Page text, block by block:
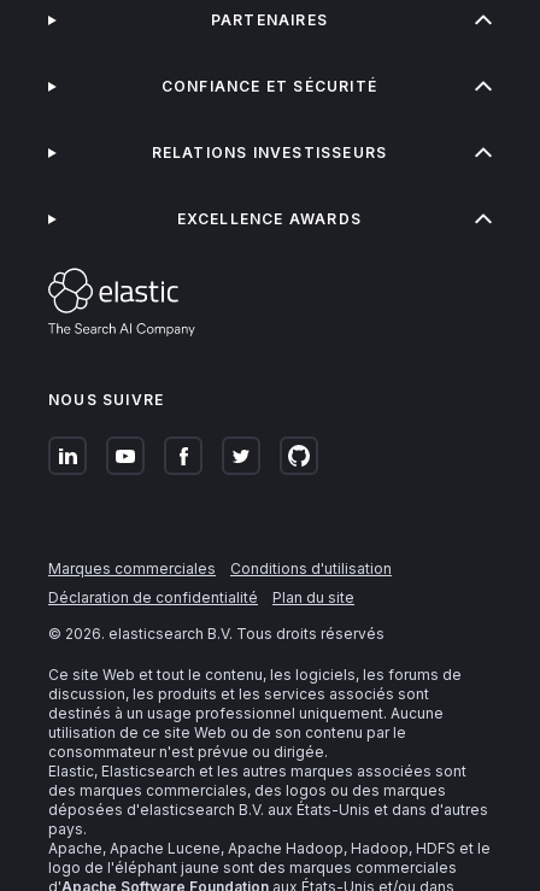
NOUS SUIVRE
PARTENAIRES
CONFIANCE ET SÉCURITÉ
RELATIONS INVESTISSEURS
EXCELLENCE AWARDS
Marques commerciales
Conditions d'utilisation
Déclaration de confidentialité
Plan du site
© 2026. elasticsearch B.V. Tous droits réservés
Ce site Web et tout le contenu, les logiciels, les forums de
discussion, les produits et les services associés sont
destinés à un usage professionnel uniquement. Aucune
utilisation de ce site Web ou de son contenu par le
consommateur n'est prévue ou dirigée.
Elastic, Elasticsearch et les autres marques associées sont
des marques commerciales, des logos ou des marques
déposées d'elasticsearch B.V. aux États-Unis et dans d'autres
pays.
Apache, Apache Lucene, Apache Hadoop, Hadoop, HDFS et le
logo de l'éléphant jaune sont des marques commerciales
d'Apache Software Foundation aux États-Unis et/ou dans